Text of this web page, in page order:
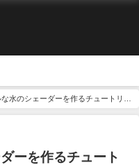
水のシェーダーを作るチュートリア
ーを作るチュート